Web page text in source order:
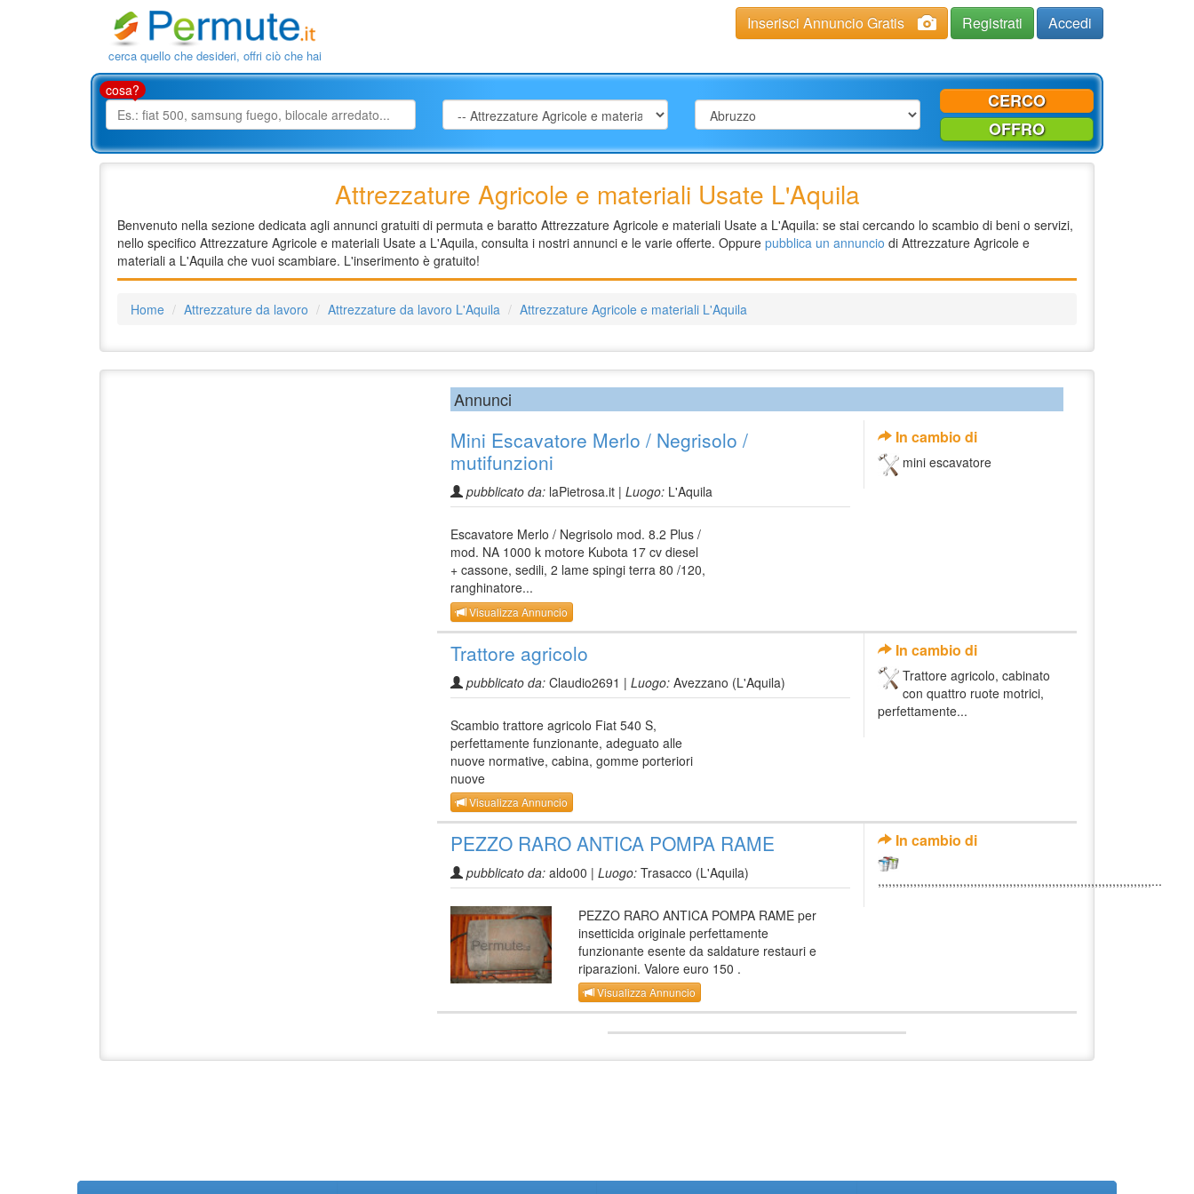
cerca quello che desideri, offri ciò che hai
Inserisci Annuncio Gratis Registrati Accedi
cosa?
CERCO
OFFRO
Attrezzature Agricole e materiali Usate L'Aquila
Benvenuto nella sezione dedicata agli annunci gratuiti di permuta e baratto Attrezzature Agricole e materiali Usate a L'Aquila: se stai cercando lo scambio di beni o servizi,
nello specifico Attrezzature Agricole e materiali Usate a L'Aquila, consulta i nostri annunci e le varie offerte. Oppure pubblica un annuncio di Attrezzature Agricole e
materiali a L'Aquila che vuoi scambiare. L'inserimento è gratuito!
Home Attrezzature da lavoro Attrezzature da lavoro L'Aquila Attrezzature Agricole e materiali L'Aquila
Annunci
Mini Escavatore Merlo / Negrisolo /
mutifunzioni
pubblicato da: laPietrosa.it | Luogo: L'Aquila
Escavatore Merlo / Negrisolo mod. 8.2 Plus /
mod. NA 1000 k motore Kubota 17 cv diesel
+ cassone, sedili, 2 lame spingi terra 80 /120,
ranghinatore...
Visualizza Annuncio
In cambio di
mini escavatore
Trattore agricolo
pubblicato da: Claudio2691 | Luogo: Avezzano (L'Aquila)
Scambio trattore agricolo Fiat 540 S,
perfettamente funzionante, adeguato alle
nuove normative, cabina, gomme porteriori
nuove
Visualizza Annuncio
In cambio di
Trattore agricolo, cabinato
con quattro ruote motrici,
perfettamente...
PEZZO RARO ANTICA POMPA RAME
pubblicato da: aldo00 | Luogo: Trasacco (L'Aquila)
PEZZO RARO ANTICA POMPA RAME per
insetticida originale perfettamente
funzionante esente da saldature restauri e
riparazioni. Valore euro 150 .
Visualizza Annuncio
In cambio di
,,,,,,,,,,,,,,,,,,,,,,,,,,,,,,,,,,,,,,,,,,,,,,,,,,,,,,,,,,,,,,,,,,,,,,,,,,,,,...